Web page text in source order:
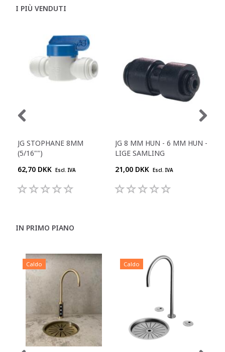
I PIÙ VENDUTI
JG STOPHANE 8MM
(5/16"")
62,70 DKK Escl. IVA
JG 8 MM HUN - 6 MM HUN -
LIGE SAMLING
21,00 DKK Escl. IVA
IN PRIMO PIANO
Caldo Caldo